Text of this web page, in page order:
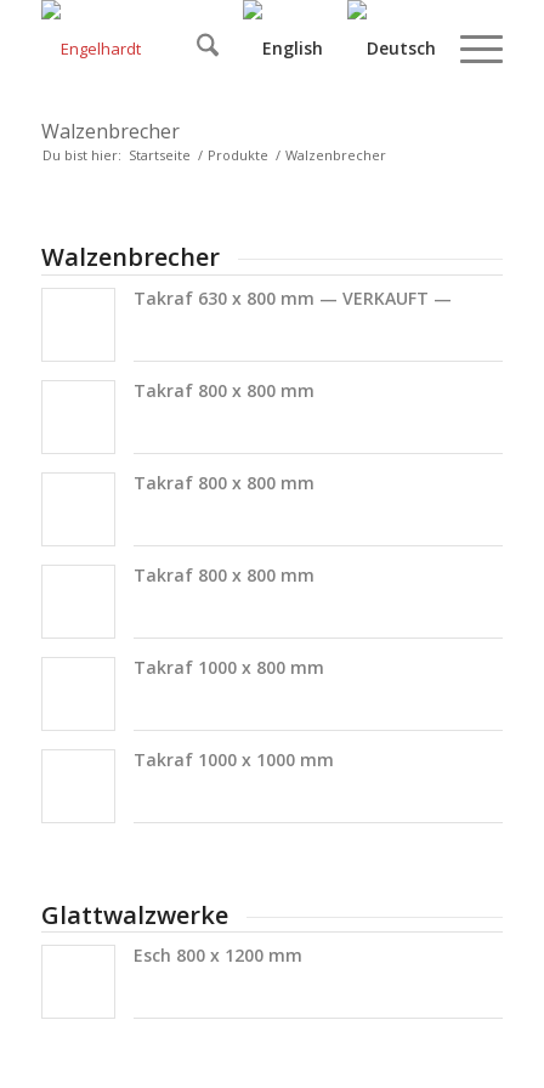
Walzenbrecher
Du bist hier: Startseite / Produkte / Walzenbrecher
Walzenbrecher
Takraf 630 x 800 mm — VERKAUFT —
Takraf 800 x 800 mm
Takraf 800 x 800 mm
Takraf 800 x 800 mm
Takraf 1000 x 800 mm
Takraf 1000 x 1000 mm
Glattwalzwerke
Esch 800 x 1200 mm